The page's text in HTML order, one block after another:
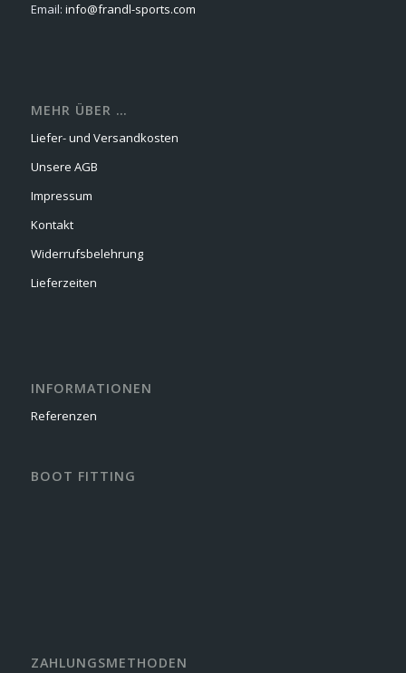
Email: info@frandl-sports.com
MEHR ÜBER …
Liefer- und Versandkosten
Unsere AGB
Impressum
Kontakt
Widerrufsbelehrung
Lieferzeiten
INFORMATIONEN
Referenzen
BOOT FITTING
ZAHLUNGSMETHODEN